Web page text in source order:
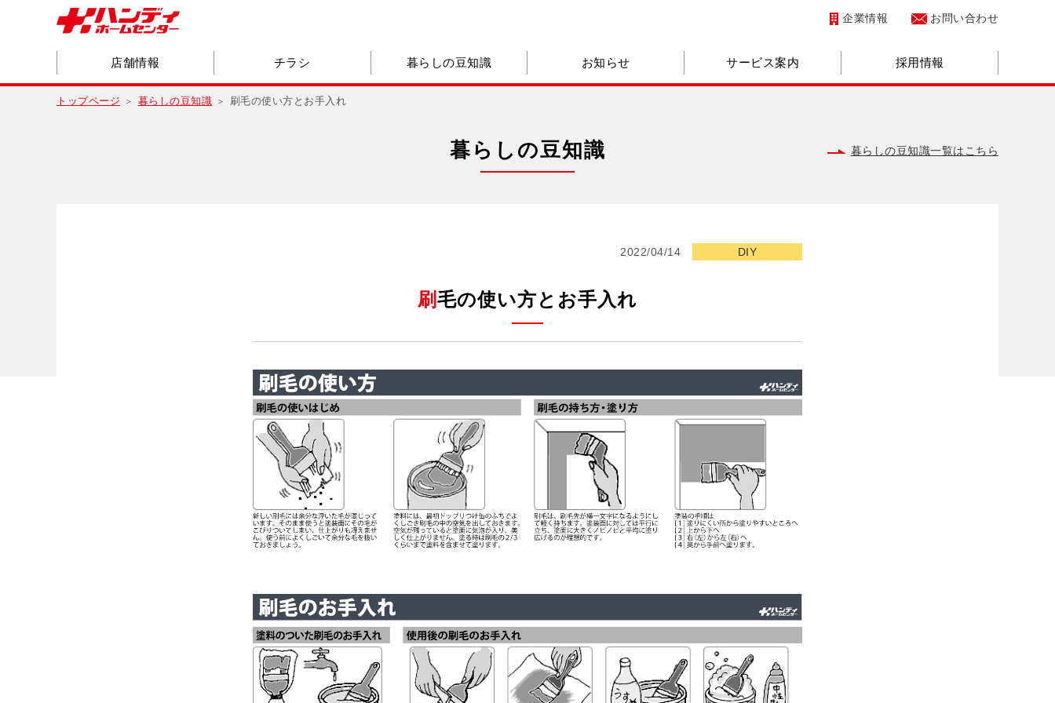
企業情報 お問い合わせ
店舗情報 チラシ 暮らしの豆知識 お知らせ サービス案内 採用情報
トップページ 暮らしの豆知識 刷毛の使い方とお手入れ
暮らしの豆知識 暮らしの豆知識一覧はこちら
DIY
2022/04/14
刷毛の使い方とお手入れ